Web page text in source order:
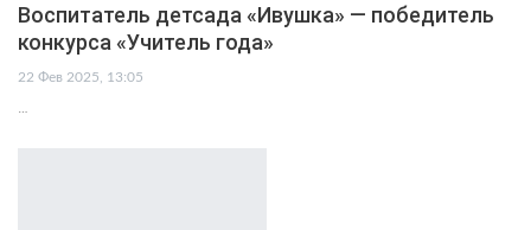
Воспитатель детсада «Ивушка» — победитель
конкурса «Учитель года»
22 Фев 2025, 13:05